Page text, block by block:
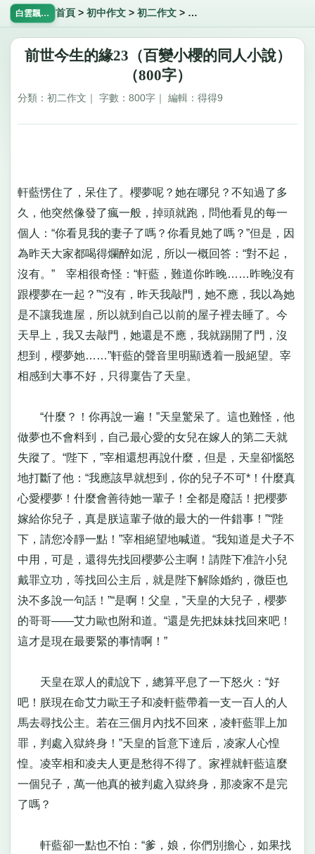
白雲飄飄網 首頁 > 初中作文> 初二作文> 前世今生的緣23（百變小櫻
前世今生的緣23（百變小櫻的同人小說）
（800字）
分類：初二作文｜ 字數：800字｜ 編輯：得得9
軒藍愣住了，呆住了。櫻夢呢？她在哪兒？不知過了多
久，他突然像發了瘋一般，掉頭就跑，問他看見的每一
個人：“你看見我的妻子了嗎？你看見她了嗎？”但是，因
為昨天大家都喝得爛醉如泥，所以一概回答：“對不起，
沒有。” 宰相很奇怪：“軒藍，難道你昨晚……昨晚沒有
跟櫻夢在一起？”“沒有，昨天我敲門，她不應，我以為她
是不讓我進屋，所以就到自己以前的屋子裡去睡了。今
天早上，我又去敲門，她還是不應，我就踢開了門，沒
想到，櫻夢她……”軒藍的聲音里明顯透着一股絕望。宰
相感到大事不好，只得稟告了天皇。
“什麼？！你再說一遍！”天皇驚呆了。這也難怪，他
做夢也不會料到，自己最心愛的女兒在嫁人的第二天就
失蹤了。“陛下，”宰相還想再說什麼，但是，天皇卻惱怒
地打斷了他：“我應該早就想到，你的兒子不可*！什麼真
心愛櫻夢！什麼會善待她一輩子！全都是廢話！把櫻夢
嫁給你兒子，真是朕這輩子做的最大的一件錯事！”“陛
下，請您冷靜一點！”宰相絕望地喊道。“我知道是犬子不
中用，可是，還得先找回櫻夢公主啊！請陛下准許小兒
戴罪立功，等找回公主后，就是陛下解除婚約，微臣也
決不多說一句話！”“是啊！父皇，”天皇的大兒子，櫻夢
的哥哥——艾力歐也附和道。“還是先把妹妹找回來吧！
這才是現在最要緊的事情啊！”
天皇在眾人的勸說下，總算平息了一下怒火：“好
吧！朕現在命艾力歐王子和凌軒藍帶着一支一百人的人
馬去尋找公主。若在三個月內找不回來，凌軒藍罪上加
罪，判處入獄終身！”天皇的旨意下達后，凌家人心惶
惶。凌宰相和凌夫人更是愁得不得了。家裡就軒藍這麼
一個兒子，萬一他真的被判處入獄終身，那凌家不是完
了嗎？
軒藍卻一點也不怕：“爹，娘，你們別擔心，如果找